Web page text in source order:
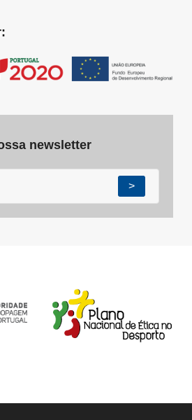
newsletter
>